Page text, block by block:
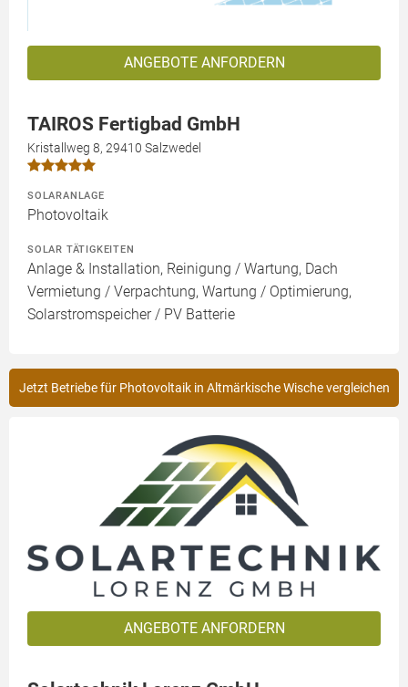
ANGEBOTE ANFORDERN
TAIROS Fertigbad GmbH
Kristallweg 8, 29410 Salzwedel
SOLARANLAGE
Photovoltaik
SOLAR TÄTIGKEITEN
Anlage & Installation, Reinigung / Wartung, Dach
Vermietung / Verpachtung, Wartung / Optimierung,
Solarstromspeicher / PV Batterie
Jetzt Betriebe für Photovoltaik in Altmärkische Wische vergleichen
ANGEBOTE ANFORDERN